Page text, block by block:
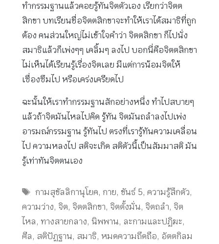
ทำกรรมฐานแล้วคอยรู้ทันจิตตัวเอง เรียกว่าจิตต
สิกขา บทเรียนชื่อจิตตสิกขาจะทำให้เราได้สมาธิที่ถูก
ต้อง คนส่วนใหญ่ไม่เข้าใจคำว่า จิตตสิกขา ก็ไปนั่ง
สมาธิแล้วก็เพ่งๆๆ เคลิ้มๆ ลงไป บอกนี่คือจิตตสิกขา
ไม่เห็นได้เรียนรู้เรื่องจิตเลย มีแต่การน้อมจิตให้
เซื่องซึมไป หรือเคร่งเครียดไป
ฉะนั้นให้เราทำกรรมฐานสักอย่างหนึ่ง ทำไปสบายๆ
แล้วถ้าจิตมันไหลไปคิด รู้ทัน จิตมันถลำลงไปเพ่ง
อารมณ์กรรมฐาน รู้ทันไป ตรงที่เรารู้ทันความเคลื่อน
ไป ความหลงไป สติจะเกิด สติตัวนี้เป็นสัมมาสติ มัน
รู้เท่าทันจิตตนเอง
Tags
กามสุขัลลิกานุโยค, กาย, ขันธ์ 5,ความรู้สึกตัว,
ความว่าง, จิต, จิตตสิกขา, จิตตั้งมั่น, จิตถลำ, จิต
ไหล, ทางสายกลาง, นิพพาน, ละกามและปฏิฆะ,
ศีล, สติปัฏฐาน, สมาธิ, หมดความถึดถือ, อัตตกิลม